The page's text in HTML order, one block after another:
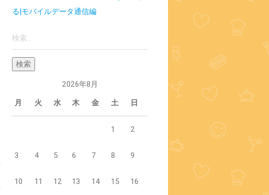
る|モバイルデータ通信編
索:
2026年8月
月
火 水 木 金 土 日
1 2
3 4 5 6 7 8 9
10 11 12 13 14 15 16